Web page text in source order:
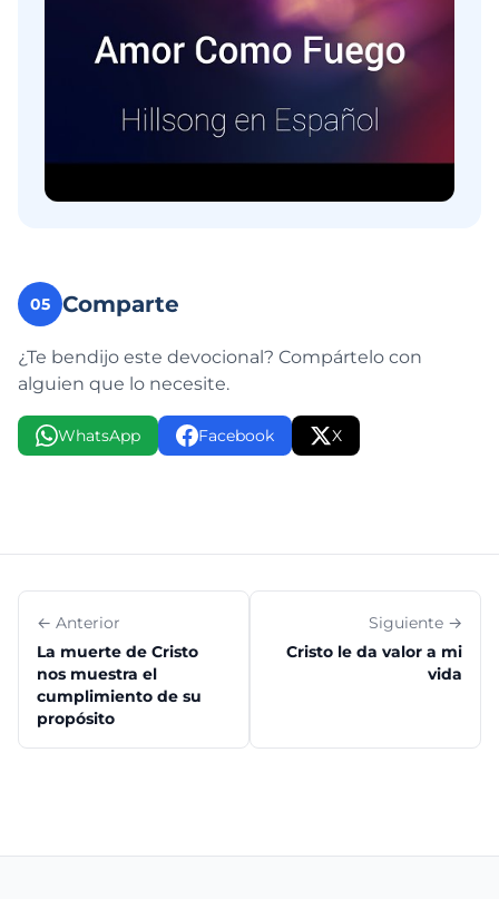
05 Comparte
¿Te bendijo este devocional? Compártelo con
alguien que lo necesite.
WhatsApp Facebook X
← Anterior
La muerte de Cristo
nos muestra el
cumplimiento de su
propósito
Siguiente →
Cristo le da valor a mi
vida